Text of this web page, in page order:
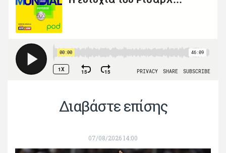
Διαβάστε επίσης
07/08/2026 14:00